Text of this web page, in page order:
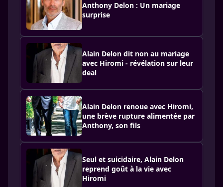
Anthony Delon : Un mariage
surprise
Alain Delon dit non au mariage
avec Hiromi - révélation sur leur
deal
Alain Delon renoue avec Hiromi,
une brève rupture alimentée par
Anthony, son fils
Seul et suicidaire, Alain Delon
reprend goût à la vie avec
Hiromi